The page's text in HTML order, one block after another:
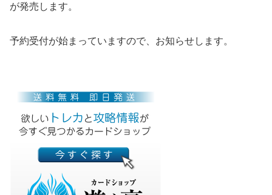
が発売します。
予約受付が始まっていますので、お知らせします。